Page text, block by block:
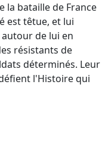
la bataille de France
est têtue, et lui
de lui en
résistants de
déterminés. Leur
l'Histoire qui